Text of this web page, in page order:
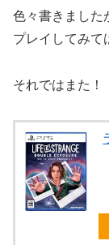
色々書きました
プレイしてみて
それではまた！